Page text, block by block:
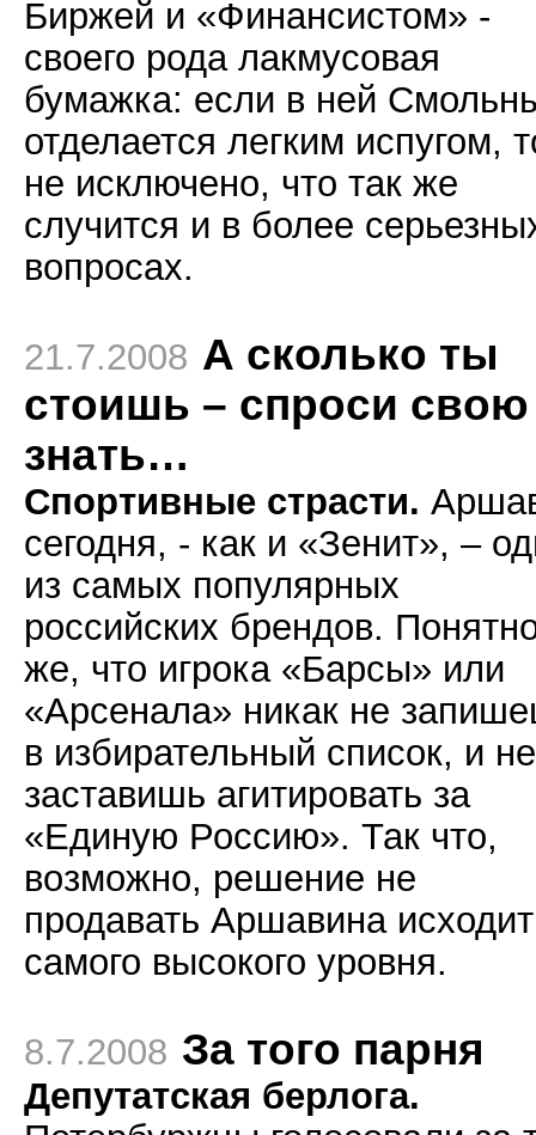
Биржей и «Финансистом» -
своего рода лакмусовая
бумажка: если в ней
отделается легким испугом,
не исключено, что так же
случится и в более
вопросах.
21.7.2008 А сколько ты
стоишь – спроси свою
знать…
Спортивные страсти.
сегодня, - как и «Зенит», –
из самых популярных
российских брендов.
же, что игрока «Барсы» или
«Арсенала» никак не
в избирательный список, и не
заставишь агитировать за
«Единую Россию». Так что,
возможно, решение не
продавать Аршавина
самого высокого уровня.
8.7.2008 За того парня
Депутатская берлога.